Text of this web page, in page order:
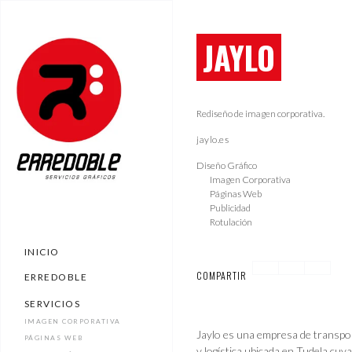
INICIO
ERREDOBLE
SERVICIOS
IMAGEN CORPORATIVA
PÁGINAS WEB
JAYLO
Rediseño de imagen corporativa.
jaylo.es
Diseño Gráfico
Imagen Corporativa
Páginas Web
Publicidad
Rotulación
COMPARTIR
Jaylo es una empresa de